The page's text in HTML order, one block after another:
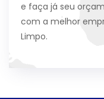
e faça já seu
com a melhor
Limpo.